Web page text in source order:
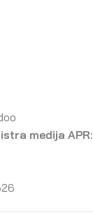
medija APR: